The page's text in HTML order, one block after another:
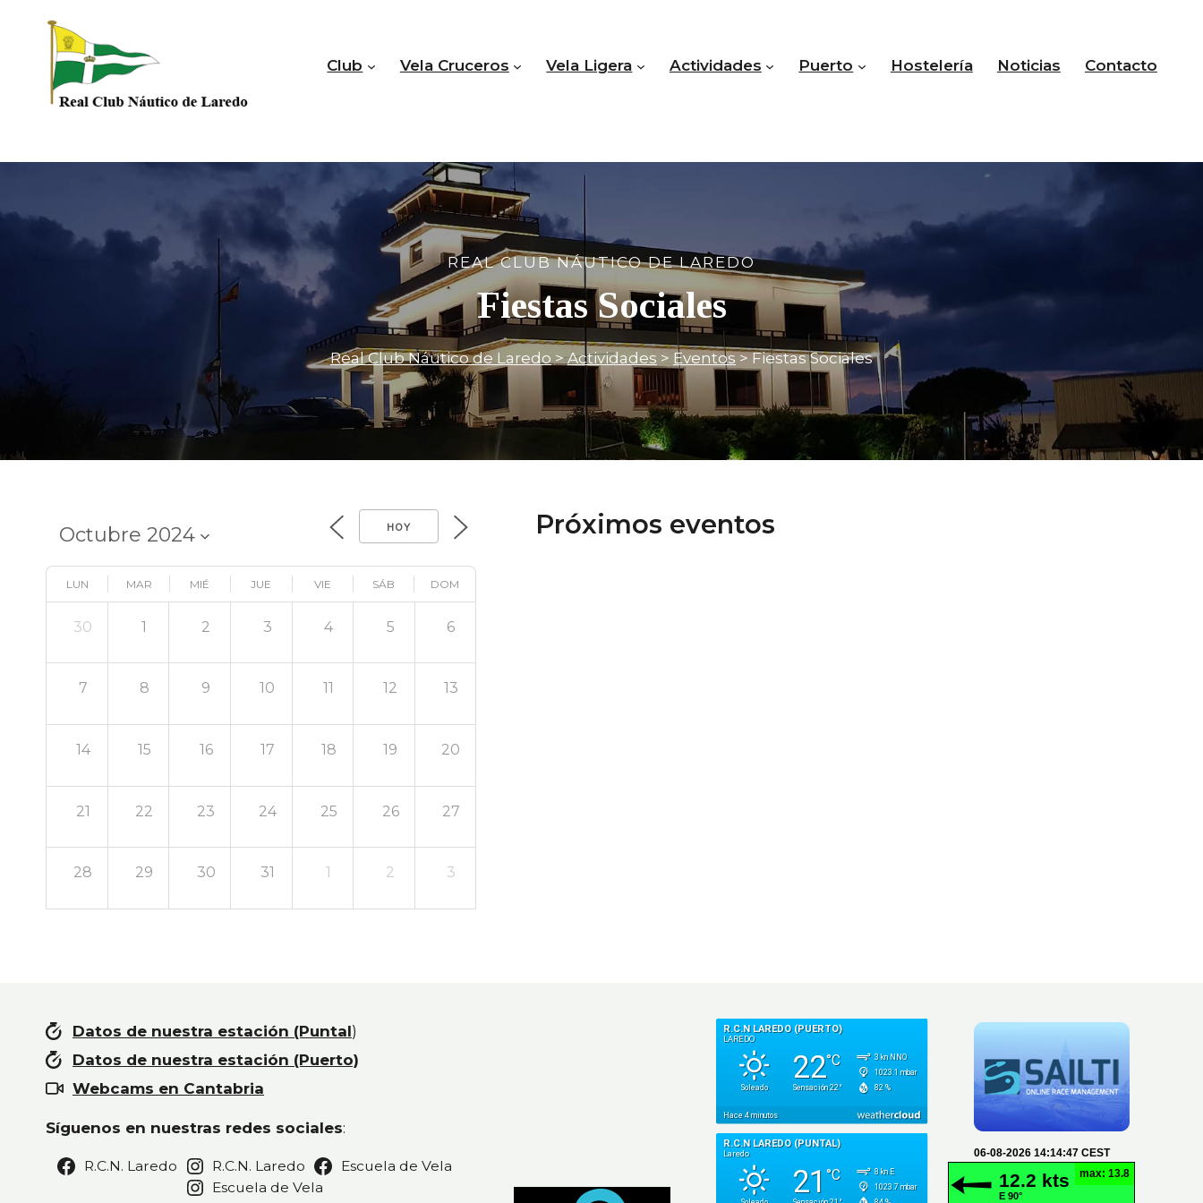
contenido
Club Vela Cruceros Vela Ligera Actividades Puerto Hostelería Noticias Contacto
REAL CLUB NÁUTICO DE LAREDO
Fiestas Sociales
Real Club Náutico de Laredo >Actividades > Eventos>Fiestas Sociales
HOY
LUN MAR MIÉ JUE VIE SÁB DOM
30 1 2 3 4 5 6
7 8 9 10 11 12 13
14 15 16 17 18 19 20
21 22 23 24 25 26 27
28 29 30 31 1 2 3
Próximos eventos
Datos de nuestra estación (Puntal)
Datos de nuestra estación (Puerto)
Webcams en Cantabria
Síguenos en nuestras redes sociales:
R.C.N. Laredo R.C.N. Laredo
Escuela de Vela
Escuela de Vela